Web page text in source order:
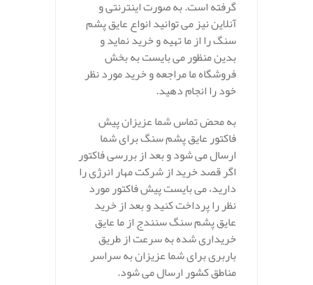
گرفته است. به صورت اینترنتی و
آنلاین نیز می توانید انواع عایق پشم
سنگ را از ما تهیه و خرید نماید و
بدین منظور می بایست به بخش
فروشگاه ما مراجعه و خرید مورد نظر
خود را انجام دهید.
به محض تماس شما عزیزان پیش
فاکتور عایق پشم سنگ برای شما
ارسال می شود و بعد از بررسی فاکتور
اگر قصد خرید از شرکت مهار انرژی را
دارید، می بایست پیش فاکتور مورد
نظر را پرداخت کنید و بعد از خرید
عایق پشم سنگ سنندج از ما عایق
خریداری شده به سرعت از طریق
باربری برای شما عزیزان به سراسر
مناطق کشور ارسال می شود.